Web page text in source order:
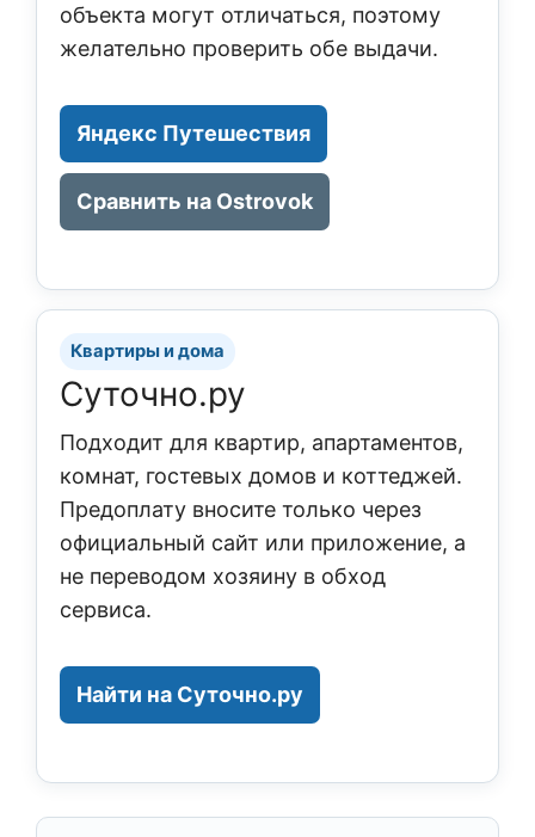
объекта могут отличаться, поэтому
желательно проверить обе выдачи.
Яндекс Путешествия
Сравнить на Ostrovok
Квартиры и дома
Суточно.ру
Подходит для квартир, апартаментов,
комнат, гостевых домов и коттеджей.
Предоплату вносите только через
официальный сайт или приложение, а
не переводом хозяину в обход
сервиса.
Найти на Суточно.ру